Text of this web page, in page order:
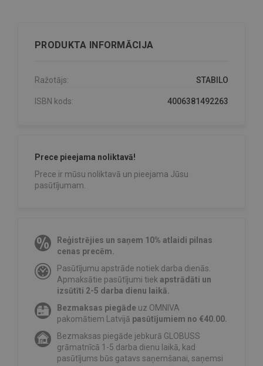
PRODUKTA INFORMĀCIJA
Ražotājs: STABILO
ISBN kods: 4006381492263
Prece pieejama noliktavā!
Prece ir mūsu noliktavā un pieejama Jūsu
pasūtījumam.
Reģistrējies un saņem 10% atlaidi pilnas
cenas precēm.
Pasūtījumu apstrāde notiek darba dienās.
Apmaksātie pasūtījumi tiekapstrādāti un
izsūtīti 2-5 darba dienu laikā.
Bezmaksas piegāde uz OMNIVA
pakomātiem Latvijā pasūtījumiem no €40.00.
Bezmaksas piegāde jebkurā GLOBUSS
grāmatnīcā 1-5 darba dienu laikā, kad
pasūtījums būs gatavs saņemšanai, saņemsi